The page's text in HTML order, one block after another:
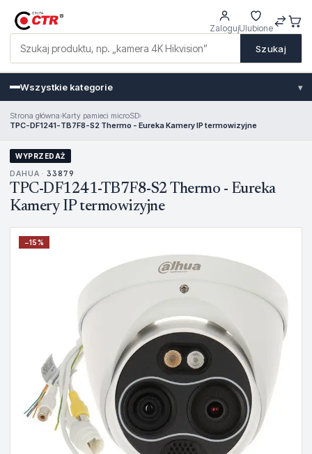
Szukaj
ZalogujUlubione
Wszystkie kategorie ▾
Strona główna›Karty pamieci microSD›
TPC-DF1241-TB7F8-S2 Thermo - Eureka Kamery IP termowizyjne
WYPRZEDAŻ
DAHUA · 33879
TPC-DF1241-TB7F8-S2 Thermo - Eureka
Kamery IP termowizyjne
−15%